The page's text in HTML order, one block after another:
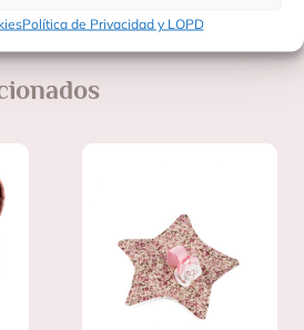
Política de Privacidad y LOPD